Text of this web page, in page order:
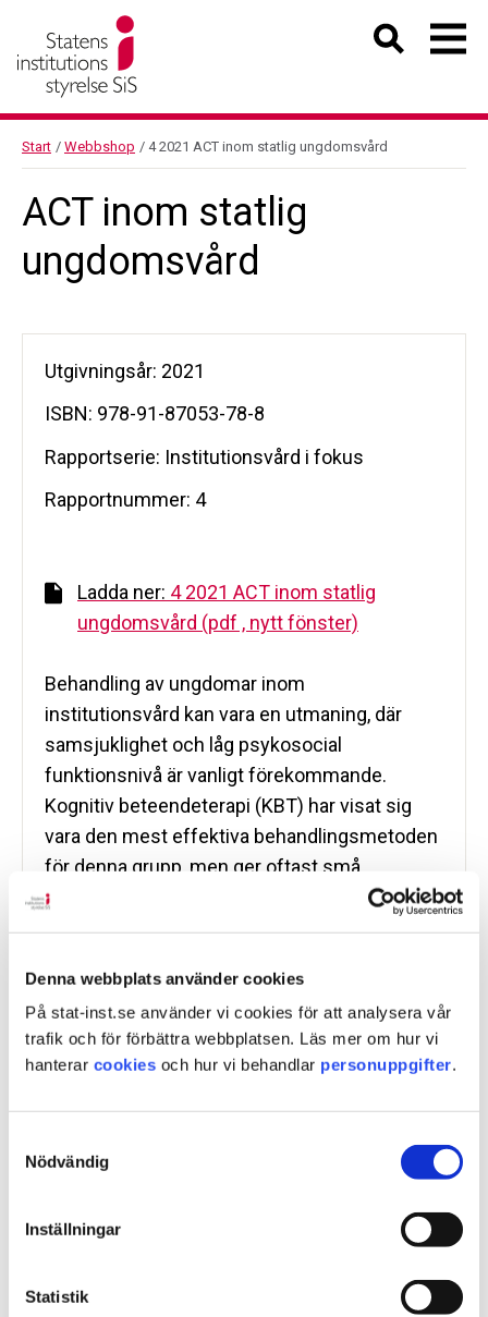
Denna webbplats använder cookies
På stat-inst.se använder vi cookies för att analysera vår
trafik och för förbättra webbplatsen. Läs mer om hur vi
hanterar cookies och hur vi behandlar personuppgifter.
Nödvändig
Inställningar
Statistik
Start / Webbshop / 4 2021 ACT inom statlig ungdomsvård
ACT inom statlig
ungdomsvård
Utgivningsår: 2021
ISBN: 978-91-87053-78-8
Rapportserie: Institutionsvård i fokus
Rapportnummer: 4
Ladda ner: 4 2021 ACT inom statlig
ungdomsvård (pdf , nytt fönster)
Behandling av ungdomar inom
institutionsvård kan vara en utmaning, där
samsjuklighet och låg psykosocial
funktionsnivå är vanligt förekommande.
Kognitiv beteendeterapi (KBT) har visat sig
vara den mest effektiva behandlingsmetoden
för denna grupp, men ger oftast små
förbättringar. Därför finns det utrymme och
potential för att utveckla nya och effektivare
Commitment Therapy (ACT) skulle kunna vara
en sådan metod.
Syftet med föreliggande studie var att testa
om det gick att genomföra en ACT-
gruppintervention för ungdomar som
tvångsvårdas och undersöka vilka eventuella
effekter behandlingen har.